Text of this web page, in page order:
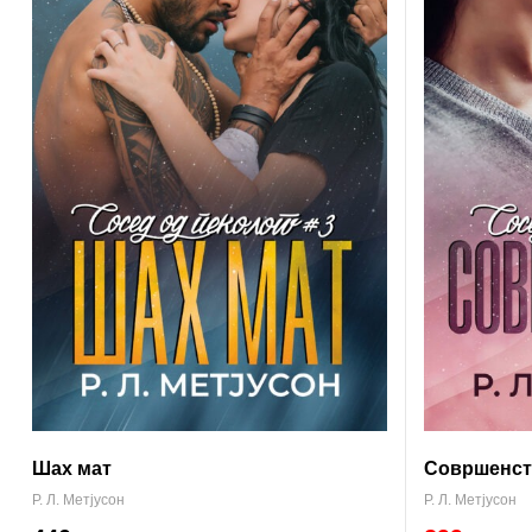
Шах мат
Р. Л. Метјусон Р. Л. Метјусон